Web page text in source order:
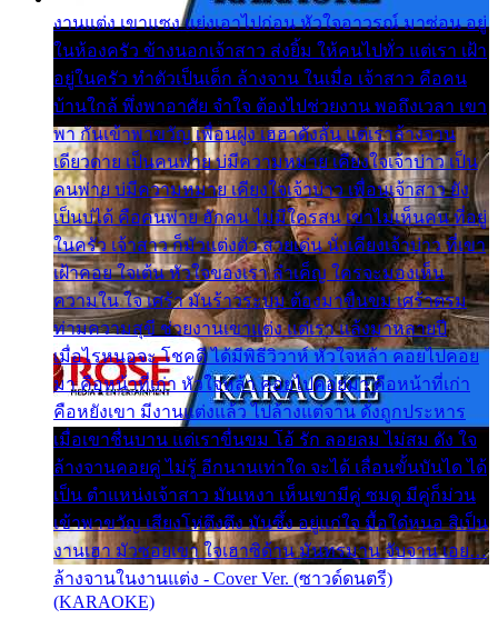
งานแต่ง เขาแซง แย่งเอาไปก่อน หัวใจอาวรณ์ มาซ่อน อยู่
ในห้องครัว ข้างนอกเจ้าสาว ส่งยิ้ม ให้คนไปทั่ว แต่เรา เฝ้า
อยู่ในครัว ทำตัวเป็นเด็ก ล้างจาน ในเมื่อ เจ้าสาว คือคน
บ้านใกล้ พึ่งพาอาศัย จำใจ ต้องไปช่วยงาน พอถึงเวลา เขา
พา กันเข้าพาขวัญ เพื่อนฝูง เฮฮาดังลั่น แต่เราล้างจาน
เดียวดาย เป็นคนพ่าย บ่มีความหมาย เคียงใจเจ้าบ่าว เป็น
คนพ่าย บ่มีความหมาย เคียงใจเจ้าบ่าว เพื่อนเจ้าสาว ยัง
เป็นบ่ได้ คือคนพ่าย ฮักคน ไม่มีใครสน เขาไม่เห็นคน ที่อยู่
ในครัว เจ้าสาว ก็มัวแต่งตัว สวยเด่น นั่งเคียงเจ้าบ่าว ที่เขา
เฝ้าคอย ใจเต้น หัวใจของเรา ลำเค็ญ ใครจะมองเห็น
ความใน ใจ เศร้า มันร้าวระบม ต้องมาขื่นขม เศร้าตรม
ท่ามความสุขี ช่วยงานเขาแต่ง แต่เรา แล้งมาหลายปี
เมื่อไรหนอจะ โชคดี ได้มีพิธีวิวาห์ หัวใจหล้า คอยไปคอย
มา คือหน้าที่เก่า หัวใจหล้า คอยไปคอยมา คือหน้าที่เก่า
คือหยังเขา มีงานแต่งแล้ว ไปล้างแต่จาน ดั่งถูกประหาร
เมื่อเขาชื่นบาน แต่เราขื่นขม โอ้ รัก ลอยลม ไม่สม ดัง ใจ
ล้างจานคอยคู่ ไม่รู้ อีกนานเท่าใด จะได้ เลื่อนขั้นบันได ได้
เป็น ตำแหน่งเจ้าสาว มันเหงา เห็นเขามีคู่ ซมดู มีคู่ก็ม่วน
เข้าพาขวัญ เสียงโห่ตึงตึง มันซึ้ง อยู่แก่ใจ มื้อใด๋หนอ สิเป็น
งานเฮา มัวซอยเขา ใจเฮาซิด้าน มันทรมาน จับจาน เอย…
ล้างจานในงานแต่ง - Cover Ver. (ซาวด์ดนตรี)
(KARAOKE)